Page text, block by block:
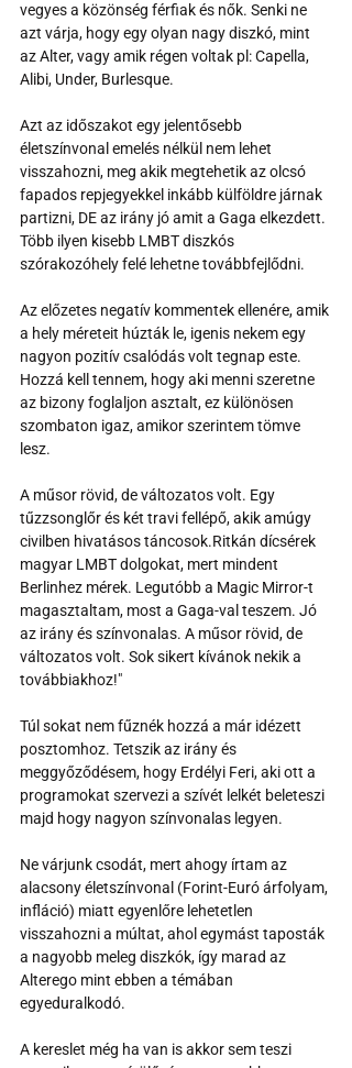
vegyes a közönség férfiak és nők. Senki ne
azt várja, hogy egy olyan nagy diszkó, mint
az Alter, vagy amik régen voltak pl: Capella,
Alibi, Under, Burlesque.
Azt az időszakot egy jelentősebb
életszínvonal emelés nélkül nem lehet
visszahozni, meg akik megtehetik az olcsó
fapados repjegyekkel inkább külföldre járnak
partizni, DE az irány jó amit a Gaga elkezdett.
Több ilyen kisebb LMBT diszkós
szórakozóhely felé lehetne továbbfejlődni.
Az előzetes negatív kommentek ellenére, amik
a hely méreteit húzták le, igenis nekem egy
nagyon pozitív csalódás volt tegnap este.
Hozzá kell tennem, hogy aki menni szeretne
az bizony foglaljon asztalt, ez különösen
szombaton igaz, amikor szerintem tömve
lesz.
A műsor rövid, de változatos volt. Egy
tűzzsonglőr és két travi fellépő, akik amúgy
civilben hivatásos táncosok.Ritkán dícsérek
magyar LMBT dolgokat, mert mindent
Berlinhez mérek. Legutóbb a Magic Mirror-t
magasztaltam, most a Gaga-val teszem. Jó
az irány és színvonalas. A műsor rövid, de
változatos volt. Sok sikert kívánok nekik a
továbbiakhoz!"
Túl sokat nem fűznék hozzá a már idézett
posztomhoz. Tetszik az irány és
meggyőződésem, hogy Erdélyi Feri, aki ott a
programokat szervezi a szívét lelkét beleteszi
majd hogy nagyon színvonalas legyen.
Ne várjunk csodát, mert ahogy írtam az
alacsony életszínvonal (Forint-Euró árfolyam,
infláció) miatt egyenlőre lehetetlen
visszahozni a múltat, ahol egymást taposták
a nagyobb meleg diszkók, így marad az
Alterego mint ebben a témában
egyeduralkodó.
A kereslet még ha van is akkor sem teszi